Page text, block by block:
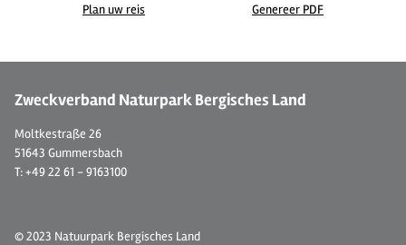
Plan uw reis Genereer PDF
Zweckverband Naturpark Bergisches Land
Moltkestraße 26
51643 Gummersbach
T: +49 22 61 - 9163100
© 2023 Natuurpark Bergisches Land